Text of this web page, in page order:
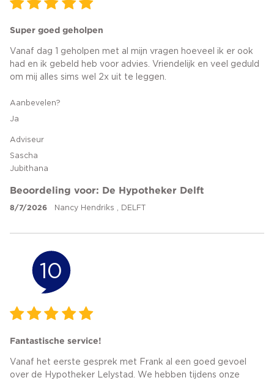
Super goed geholpen
Vanaf dag 1 geholpen met al mijn vragen hoeveel ik er ook
had en ik gebeld heb voor advies. Vriendelijk en veel geduld
om mij alles sims wel 2x uit te leggen.
Aanbevelen?
Ja
Adviseur
Sascha
Jubithana
Beoordeling voor: De Hypotheker Delft
8/7/2026 Nancy Hendriks , DELFT
10
Fantastische service!
Vanaf het eerste gesprek met Frank al een goed gevoel
over de Hypotheker Lelystad. We hebben tijdens onze